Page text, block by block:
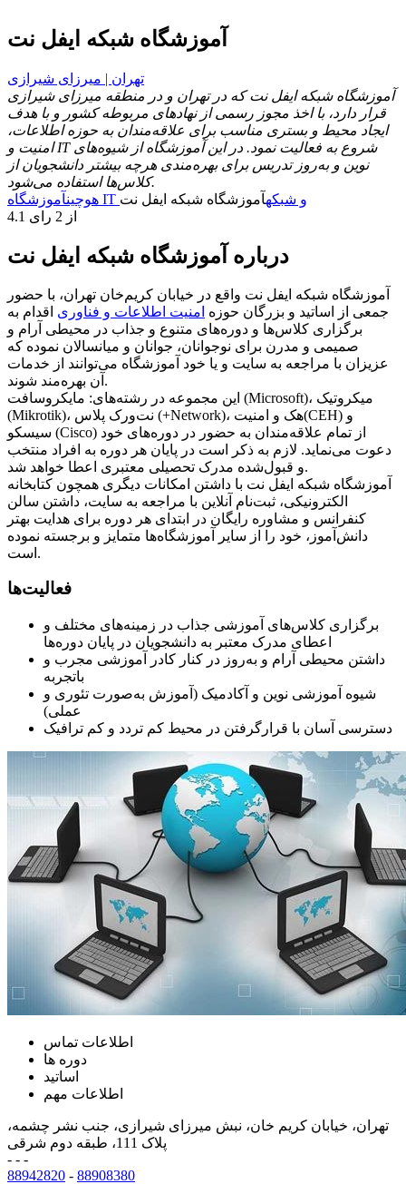
آموزشگاه شبکه ایفل نت
تهران | میرزای شیرازی
آموزشگاه شبکه ایفل نت که در تهران و در منطقه میرزای شیرازی
قرار دارد، با اخذ مجوز رسمی از نهادهای مربوطه کشور و با هدف
ایجاد محیط و بستری مناسب برای علاقه‌مندان به حوزه اطلاعات،
امنیت و IT شروع به فعالیت نمود. در این آموزشگاه از شیوه‌های
نوین و به‌روز تدریس برای بهره‌مندی هرچه بیشتر دانشجویان از
کلاس‌ها استفاده می‌شود.
هوچین
آموزشگاه IT و شبکهآموزشگاه شبکه ایفل نت
4.1 از 2 رای
درباره آموزشگاه شبکه ایفل نت
آموزشگاه شبکه ایفل نت واقع در خیابان کریم‌خان تهران، با حضور
جمعی از اساتید و بزرگان حوزه امنیت اطلاعات و فناوری اقدام به
برگزاری کلاس‌ها و دوره‌های متنوع و جذاب در محیطی آرام و
صمیمی و مدرن برای نوجوانان، جوانان و میانسالان نموده که
عزیزان با مراجعه به سایت و یا خود آموزشگاه می‌توانند از خدمات
آن بهره‌مند شوند.
این مجموعه در رشته‌های: مایکروسافت (Microsoft)، میکروتیک
(Mikrotik)، نت‌ورک پلاس (+Network)، هک و امنیت(CEH) و
سیسکو (Cisco) از تمام علاقه‌مندان به حضور در دوره‌های خود
دعوت می‌نماید. لازم به ذکر است در پایان هر دوره به افراد منتخب
و قبول‌شده مدرک تحصیلی معتبری اعطا خواهد شد.
آموزشگاه شبکه ایفل نت با داشتن امکانات دیگری همچون کتابخانه
الکترونیکی، ثبت‌نام آنلاین با مراجعه به سایت، داشتن سالن
کنفرانس و مشاوره رایگان در ابتدای هر دوره برای هدایت بهتر
دانش‌آموز، خود را از سایر آموزشگاه‌ها متمایز و برجسته نموده
است.
فعالیت‌ها
برگزاری کلاس‌های آموزشی جذاب در زمینه‌های مختلف و
داشتن محیطی آرام و به‌روز در کنار کادر آموزشی مجرب و
باتجربه
شیوه آموزشی نوین و آکادمیک (آموزش به‌صورت تئوری و
عملی)
دسترسی آسان با قرارگرفتن در محیط کم تردد و کم ترافیک
اطلاعات تماس
دوره ها
اساتید
اطلاعات مهم
تهران، خیابان کریم خان، نبش میرزای شیرازی، جنب نشر چشمه،
پلاک 111، طبقه دوم شرقی
- - -
88942820 - 88908380